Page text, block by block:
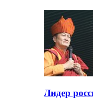
Лидер